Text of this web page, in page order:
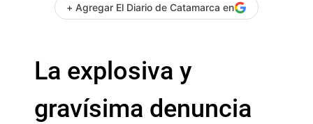
+ Agregar El Diario de Catamarca en
La explosiva y
gravísima denuncia